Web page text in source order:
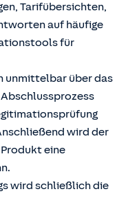
Tarifübersichten,
auf häufige
für
unmittelbar über das
wird der
eine
wird schließlich die